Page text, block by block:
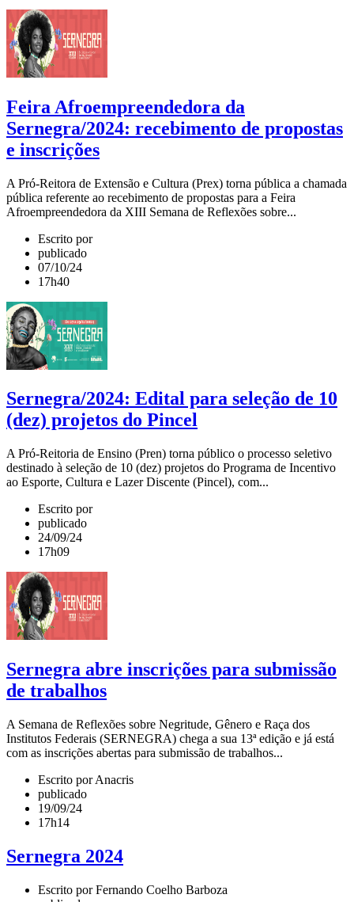
Feira Afroempreendedora da
Sernegra/2024: recebimento de propostas
e inscrições
A Pró-Reitora de Extensão e Cultura (Prex) torna pública a chamada
pública referente ao recebimento de propostas para a Feira
Afroempreendedora da XIII Semana de Reflexões sobre...
Escrito por
publicado
07/10/24
17h40
Sernegra/2024: Edital para seleção de 10
(dez) projetos do Pincel
A Pró-Reitoria de Ensino (Pren) torna público o processo seletivo
destinado à seleção de 10 (dez) projetos do Programa de Incentivo
ao Esporte, Cultura e Lazer Discente (Pincel), com...
Escrito por
publicado
24/09/24
17h09
Sernegra abre inscrições para submissão
de trabalhos
A Semana de Reflexões sobre Negritude, Gênero e Raça dos
Institutos Federais (SERNEGRA) chega a sua 13ª edição e já está
com as inscrições abertas para submissão de trabalhos...
Escrito por Anacris
publicado
19/09/24
17h14
Sernegra 2024
Escrito por Fernando Coelho Barboza